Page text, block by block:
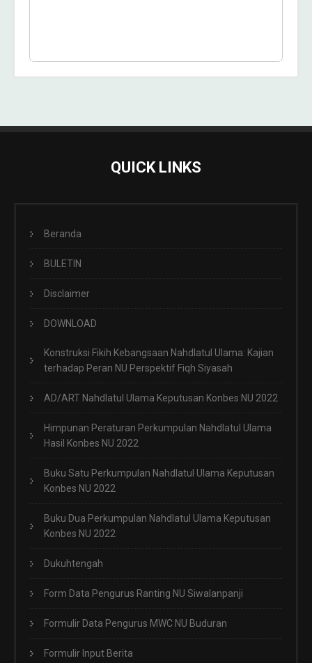
QUICK LINKS
Beranda
BULETIN
Disclaimer
DOWNLOAD
Konstruksi Fikih Kebangsaan Nahdlatul Ulama: Kajian
terhadap Peran NU Perspektif Fiqh Siyasah
AD/ART Nahdlatul Ulama Keputusan Konbes NU 2022
Himpunan Peraturan Perkumpulan Nahdlatul Ulama
Hasil Konbes NU 2022
Buku Satu Perkumpulan Nahdlatul Ulama Keputusan
Konbes NU 2022
Buku Dua Perkumpulan Nahdlatul Ulama Keputusan
Konbes NU 2022
Dukuhtengah
Form Data Pengurus Ranting NU Siwalanpanji
Formulir Data Pengurus MWC NU Buduran
Formulir Input Berita